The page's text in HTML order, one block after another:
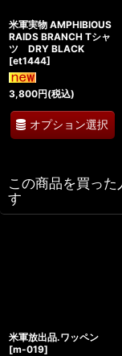
米軍実物 AMPHIBIOUS
RAIDS BRANCH Tシャ
ツ DRY BLACK
[et1444]
3,800円(税込)
オプション選択
この商品を買っ
す
米軍放出品.ワッペン
[m-019]